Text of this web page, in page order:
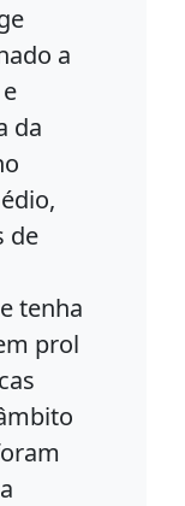
a
da
de
tenha
prol